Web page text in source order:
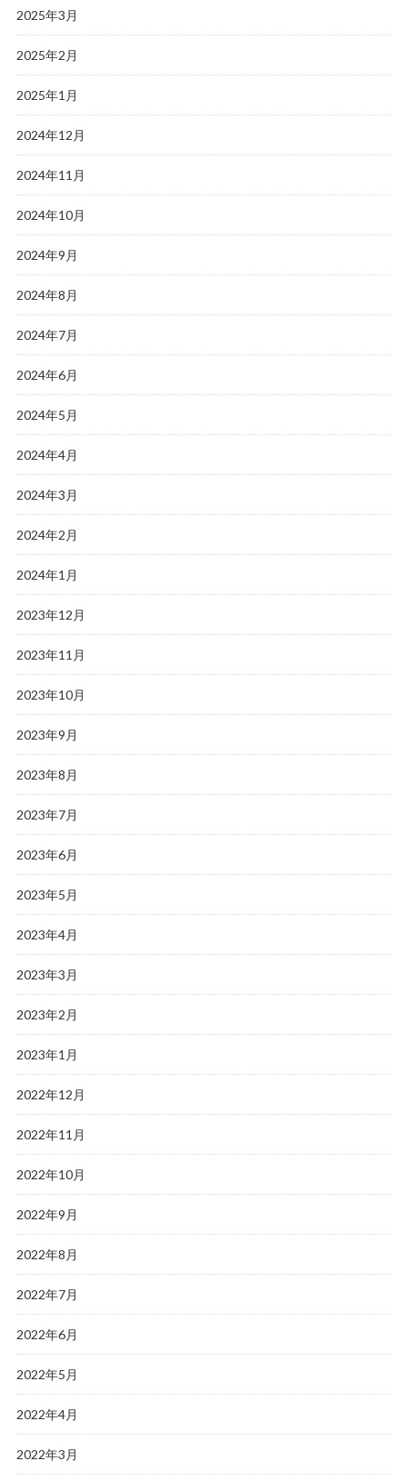
2025年3月
2025年2月
2025年1月
2024年12月
2024年11月
2024年10月
2024年9月
2024年8月
2024年7月
2024年6月
2024年5月
2024年4月
2024年3月
2024年2月
2024年1月
2023年12月
2023年11月
2023年10月
2023年9月
2023年8月
2023年7月
2023年6月
2023年5月
2023年4月
2023年3月
2023年2月
2023年1月
2022年12月
2022年11月
2022年10月
2022年9月
2022年8月
2022年7月
2022年6月
2022年5月
2022年4月
2022年3月